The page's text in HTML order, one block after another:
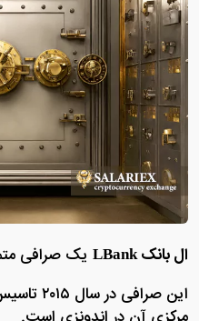
ال بانک LBank
یک صرافی
این